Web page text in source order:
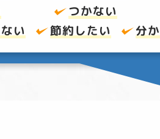
つかない
い
節約したい 分